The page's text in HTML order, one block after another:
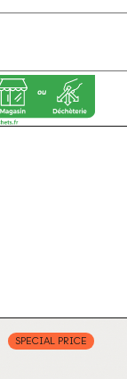
SPECIAL PRICE